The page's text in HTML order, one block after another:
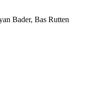
Bader, Bas Rutten